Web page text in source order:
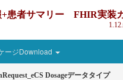
患者サマリー FHIR実装
ージDownload
Dosageデータタイプ